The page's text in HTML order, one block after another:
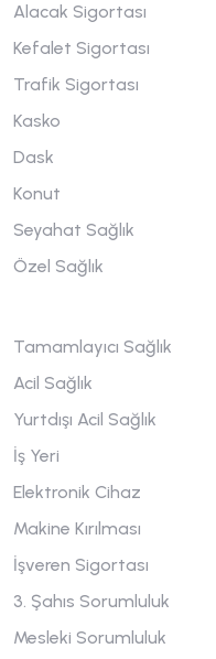
Alacak Sigortası
Kefalet Sigortası
Trafik Sigortası
Kasko
Dask
Konut
Seyahat Sağlık
Özel Sağlık
Tamamlayıcı Sağlık
Acil Sağlık
Yurtdışı Acil Sağlık
İş Yeri
Elektronik Cihaz
Makine Kırılması
İşveren Sigortası
3. Şahıs Sorumluluk
Mesleki Sorumluluk